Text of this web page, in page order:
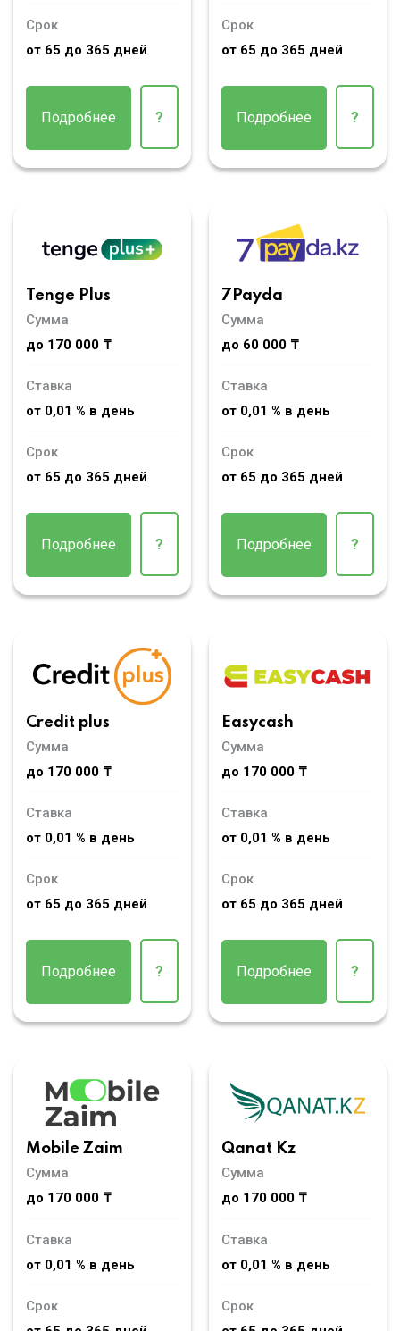
Срок
от 65 до 365 дней
Подробнее ?
Срок
от 65 до 365 дней
Подробнее ?
Tenge Plus
Сумма
до 170 000 ₸
Ставка
от 0,01 % в день
Срок
от 65 до 365 дней
Подробнее ?
7Payda
Сумма
до 60 000 ₸
Ставка
от 0,01 % в день
Срок
от 65 до 365 дней
Подробнее ?
Credit plus
Сумма
до 170 000 ₸
Ставка
от 0,01 % в день
Срок
от 65 до 365 дней
Подробнее ?
Easycash
Сумма
до 170 000 ₸
Ставка
от 0,01 % в день
Срок
от 65 до 365 дней
Подробнее ?
Mobile Zaim
Сумма
до 170 000 ₸
Ставка
от 0,01 % в день
Срок
Qanat Kz
Сумма
до 170 000 ₸
Ставка
от 0,01 % в день
Срок